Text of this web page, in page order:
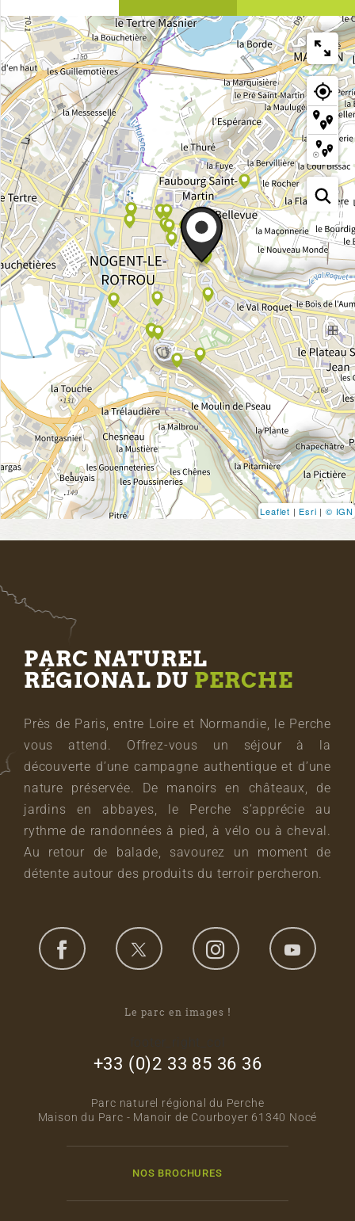
Leaflet | Esri | © IGN
PARC NATUREL
RÉGIONAL DU PERCHE
Près de Paris, entre Loire et Normandie, le Perche
vous attend. Offrez-vous un séjour à la
découverte d’une campagne authentique et d’une
nature préservée. De manoirs en châteaux, de
jardins en abbayes, le Perche s’apprécie au
rythme de randonnées à pied, à vélo ou à cheval.
Au retour de balade, savourez un moment de
détente autour des produits du terroir percheron.
Le parc en images !
+33 (0)2 33 85 36 36
Parc naturel régional du Perche
Maison du Parc - Manoir de Courboyer 61340 Nocé
NOS BROCHURES